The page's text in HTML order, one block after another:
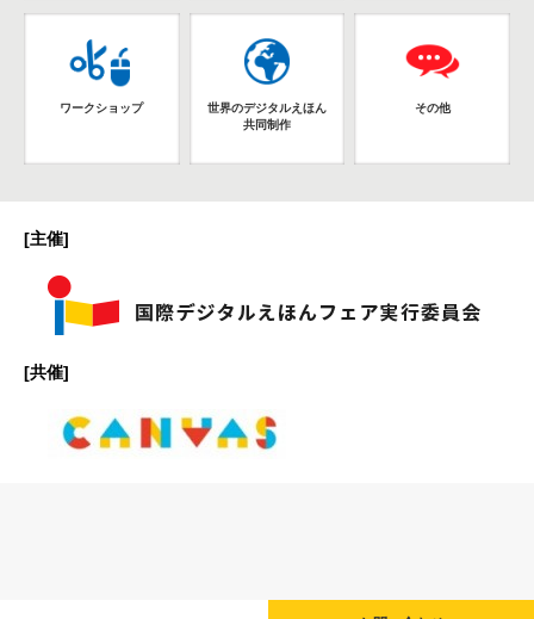
ワークショップ
世界のデジタルえほん
共同制作
その他
[主催]
[共催]